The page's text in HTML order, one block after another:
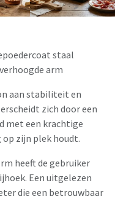
staal
arm
aan stabiliteit en
zich door een
met een krachtige
zijn plek houdt.
heeft de gebruiker
Een uitgelezen
die een betrouwbaar